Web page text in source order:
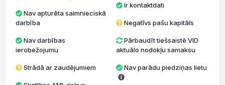
darbība
ierobežojumu
Strādā ar zaudējumiem
Ir kontaktdati
Negatīvs pašu kapitāls
Pārbaudīt tiešsaistē VID
aktuālo nodokļu samaksu
Nav parādu piedziņas lietu